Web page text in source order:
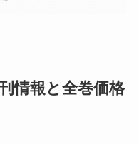
情報と全巻価格